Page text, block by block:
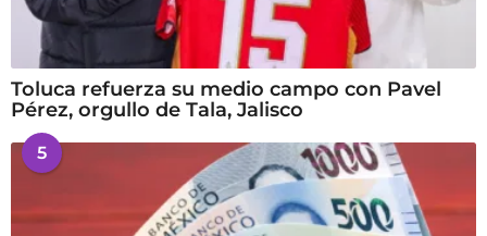
Toluca refuerza su medio campo con Pavel
Pérez, orgullo de Tala, Jalisco
5